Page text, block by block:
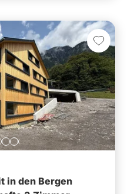
in den Bergen